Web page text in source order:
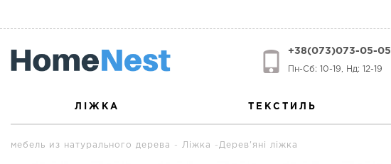
+38(073)073-05-05
Пн-Сб: 10-19, Нд: 12-19
ЛІЖКА ТЕКСТИЛЬ
мебель из натурального дерева Ліжка Дерев'яні ліжка